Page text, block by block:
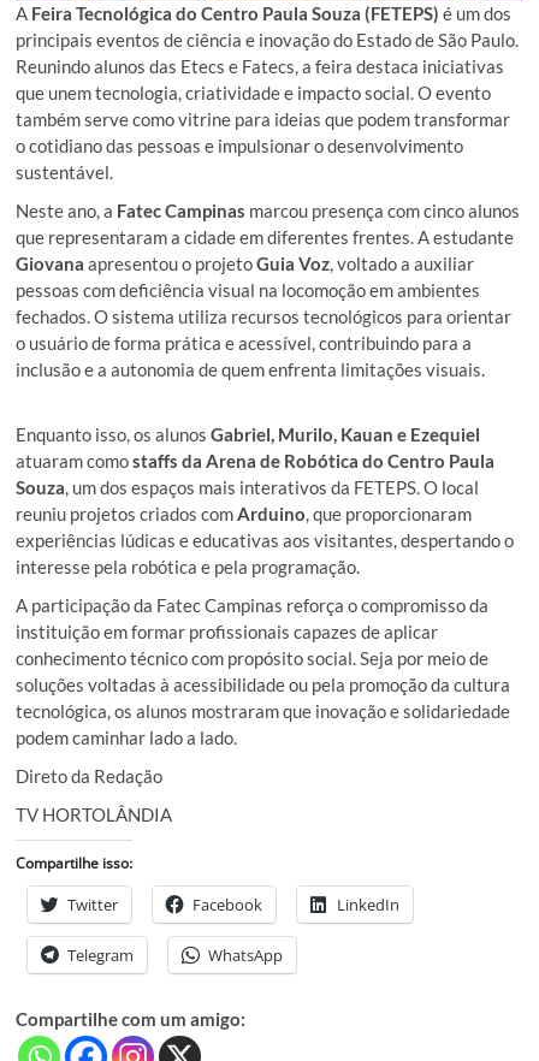
A Feira Tecnológica do Centro Paula Souza (FETEPS) é um dos
principais eventos de ciência e inovação do Estado de São Paulo.
Reunindo alunos das Etecs e Fatecs, a feira destaca iniciativas
que unem tecnologia, criatividade e impacto social. O evento
também serve como vitrine para ideias que podem transformar
o cotidiano das pessoas e impulsionar o desenvolvimento
sustentável.
Neste ano, a Fatec Campinas marcou presença com cinco alunos
que representaram a cidade em diferentes frentes. A estudante
Giovana apresentou o projetoGuia Voz , voltado a auxiliar
pessoas com deficiência visual na locomoção em ambientes
fechados. O sistema utiliza recursos tecnológicos para orientar
o usuário de forma prática e acessível, contribuindo para a
inclusão e a autonomia de quem enfrenta limitações visuais.
Enquanto isso, os alunosGabriel, Murilo, Kauan e Ezequiel
atuaram comostaffs da Arena de Robótica do Centro Paula
Souza , um dos espaços mais interativos da FETEPS. O local
reuniu projetos criados com Arduino , que proporcionaram
experiências lúdicas e educativas aos visitantes, despertando o
interesse pela robótica e pela programação.
A participação da Fatec Campinas reforça o compromisso da
instituição em formar profissionais capazes de aplicar
conhecimento técnico com propósito social. Seja por meio de
soluções voltadas à acessibilidade ou pela promoção da cultura
tecnológica, os alunos mostraram que inovação e solidariedade
podem caminhar lado a lado.
Direto da Redação
TV HORTOLÂNDIA
Compartilhe isso:
Twitter Facebook LinkedIn
Telegram WhatsApp
Compartilhe com um amigo: